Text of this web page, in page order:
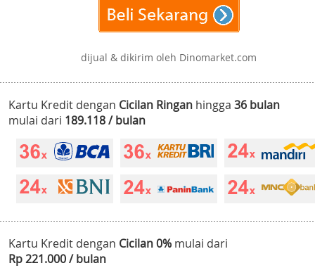
dijual & dikirim oleh Dinomarket.com
Kartu Kredit dengan Cicilan Ringan hingga 36 bulan
mulai dari 189.118 / bulan
Kartu Kredit dengan Cicilan 0% mulai dari
Rp 221.000 / bulan